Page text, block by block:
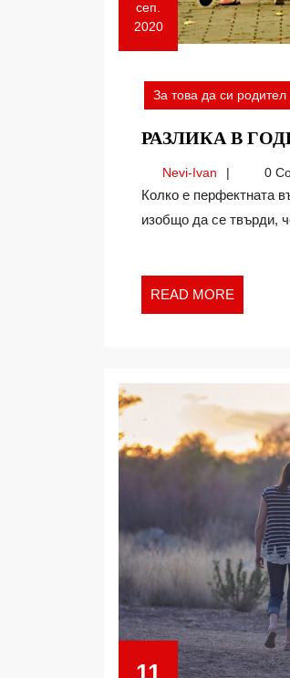
сеп.
2020
22.09.2020
За това да си родител
РАЗЛИКА В
Nevi-IvanNevi-
Ivan
0
Колко е перфектната възрастова разлика между децата и техните родители? Може ли
изобщо да се твърди,
READ MORE
MORE
11